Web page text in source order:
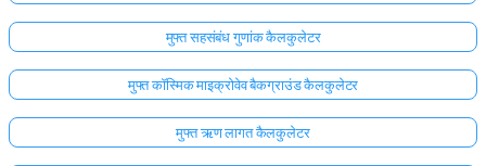
मुफ्त सहसंबंध गुणांक कैलकुलेटर
मुफ्त कॉस्मिक माइक्रोवेव बैकग्राउंड कैलकुलेटर
मुफ्त ऋण लागत कैलकुलेटर